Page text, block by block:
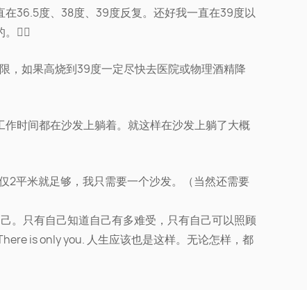
在36.5度、38度、39度反复。还好我一直在39度以
🤷‍♀️
，如果高烧到39度一定尽快去医院或物理酒精降
作时间都在沙发上躺着。就这样在沙发上躺了大概
2平米就足够，我只需要一个沙发。（当然还需要
。只有自己知道自己有多难受，只有自己可以照顾
is only you. 人生应该也是这样。无论怎样，都